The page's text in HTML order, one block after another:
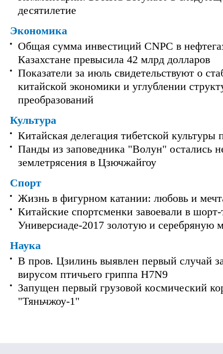
десятилетие
Экономика
Общая сумма инвестиций CNPC в
Казахстане превысила 42 млрд долларов
Показатели за июль свидетельствуют о
китайской экономики и углублении
преобразований
Культура
Китайская делегация тибетской культуры
Панды из заповедника "Волун" остались
землетрясения в Цзючжайгоу
Спорт
Жизнь в фигурном катании: любовь и
Китайские спортсменки завоевали в шорт-
Универсиаде-2017 золотую и серебряную
Наука
В пров. Цзилинь выявлен первый случай
вирусом птичьего гриппа H7N9
Запущен первый грузовой космический
"Тяньчжоу-1"